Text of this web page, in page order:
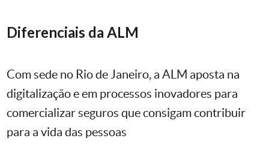
Diferenciais da ALM
Com sede no Rio de Janeiro, a ALM aposta na
digitalização e em processos inovadores para
comercializar seguros que consigam contribuir
para a vida das pessoas